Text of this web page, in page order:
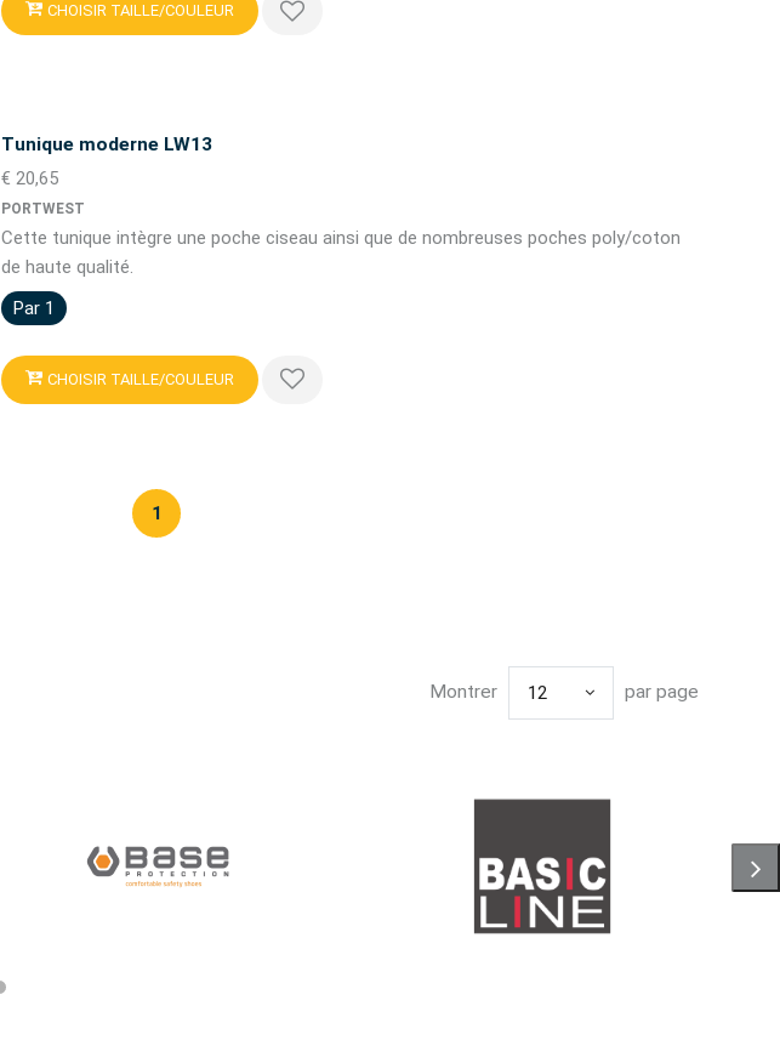
CHOISIR TAILLE/COULEUR
Tunique moderne LW13
€ 20,65
PORTWEST
Cette tunique intègre une poche ciseau ainsi que de nombreuses poches poly/coton
de haute qualité.
Par 1
CHOISIR TAILLE/COULEUR
1
Montrer 12 par page